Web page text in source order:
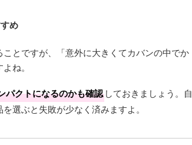
め
とですが、「意外に大きくてカバンの中でか
ね。
パクトになるのかも確認 しておきましょう。自
選ぶと失敗が少なく済みますよ。